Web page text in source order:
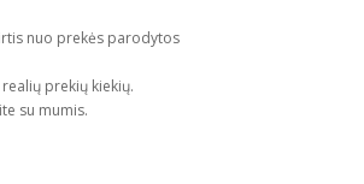
nuo prekės parodytos
prekių kiekių.
su mumis.